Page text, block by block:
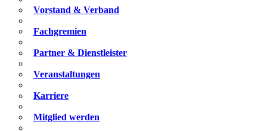
Vorstand & Verband
Fachgremien
Partner & Dienstleister
Veranstaltungen
Karriere
Mitglied werden